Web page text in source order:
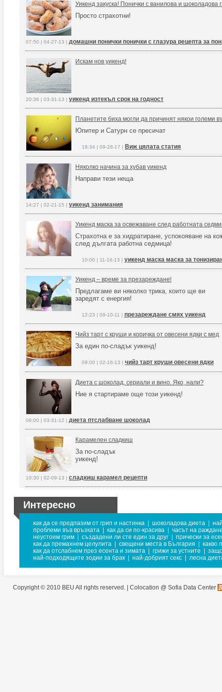
Уикенд закуска! Понички с ванилова и шоколадова
Просто страхотни!
07:50 | 04-27-13 | домашни понички понички с глазура рецепта за
Искам нов уикенд!
20:36 | 03-31-13 | уикенд изтекъл срок на годност
Планетите биха могли да причинят някои големи
Юпитер и Сатурн се пресичат
18:34 | 09-28-17 | Виж цялата статия
Няколко начина за хубав уикенд
Направи тези неща
14:27 | 02-21-15 | уикенд занимания
Уикенд маска за освежаване след работната
Страхотна е за хидратиране, успокояване на
след дългата работна седмица!
10:00 | 11-16-13 | уикенд маска маска за
Уикенд – време за презареждане!
Предлагаме ви няколко трика, които ще ви
заредят с енергия!
12:23 | 09-10-11 | презареждане смях уикенд
Чийз тарт с круши и коричка от овесени ядки с мед
За един по-сладък уикенд!
09:00 | 02-16-13 | чийз тарт круши овесени ядки
Диета с шоколад, сериали и вино. Яко, нали?
Ние я стартираме още този уикенд!
09:00 | 03-31-12 | диета птслабване шоколад
Карамелен сладкиш
За по-сладък
уикенд!
10:30 | 02-09-13 | сладкиш карамел рецепти
Интересно
как да се предпазим от грип и настинка шоколадова диета
проблеми във връзката
как да си по-красива
часът на
неустоим грим
създадени ли сте един за друг
прически за
как да премахнем целулита
свещени места в България
какво
как да отслабнем през есента и зимата
грижи за устните
най-подходящите зодии за брак
най-добрият секс лесна
Copyright © 2010 BEU All rights reserved. | Colocation @ Sofia Data Center